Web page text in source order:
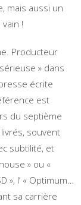
mais aussi un
!
Producteur
» dans
écrite
est
du septième
souvent
subtilité, et
» ou «
», l’ « Optimum…
sa carrière